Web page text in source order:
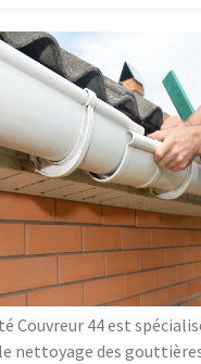
Couvreur 44 est
nettoyage des